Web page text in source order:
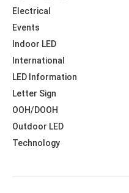
Electrical
Events
Indoor LED
International
LED Information
Letter Sign
OOH/DOOH
Outdoor LED
Technology